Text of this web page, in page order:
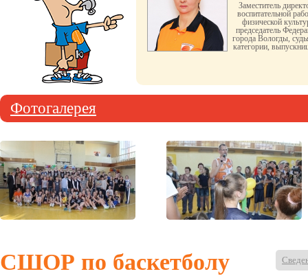
Заместитель
воспитательной
физической
председатель
города Вологды,
категории,
Фотогалерея
СШОР по баскетболу